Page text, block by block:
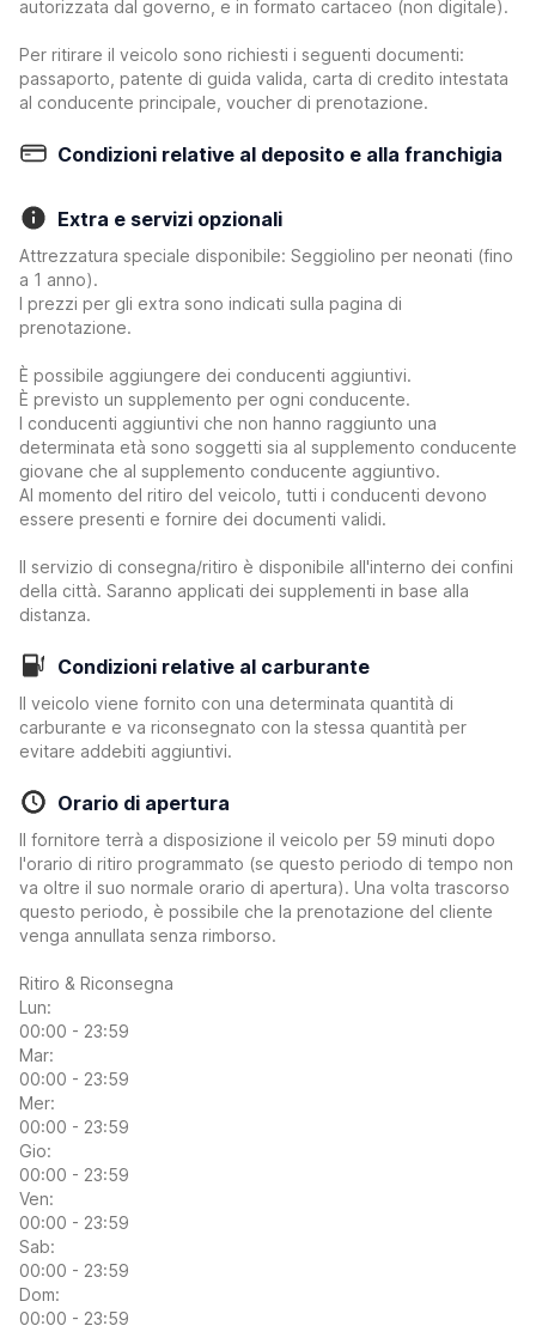
autorizzata dal governo, e in formato cartaceo (non digitale).
Per ritirare il veicolo sono richiesti i seguenti documenti:
passaporto, patente di guida valida, carta di credito intestata
al conducente principale, voucher di prenotazione.
Condizioni relative al deposito e alla franchigia
Extra e servizi opzionali
Attrezzatura speciale disponibile: Seggiolino per neonati (fino
a 1 anno).
I prezzi per gli extra sono indicati sulla pagina di
prenotazione.
È possibile aggiungere dei conducenti aggiuntivi.
È previsto un supplemento per ogni conducente.
I conducenti aggiuntivi che non hanno raggiunto una
determinata età sono soggetti sia al supplemento conducente
giovane che al supplemento conducente aggiuntivo.
Al momento del ritiro del veicolo, tutti i conducenti devono
essere presenti e fornire dei documenti validi.
Il servizio di consegna/ritiro è disponibile all'interno dei confini
della città. Saranno applicati dei supplementi in base alla
distanza.
Condizioni relative al carburante
Il veicolo viene fornito con una determinata quantità di
carburante e va riconsegnato con la stessa quantità per
evitare addebiti aggiuntivi.
Orario di apertura
Il fornitore terrà a disposizione il veicolo per 59 minuti dopo
l'orario di ritiro programmato (se questo periodo di tempo non
va oltre il suo normale orario di apertura). Una volta trascorso
questo periodo, è possibile che la prenotazione del cliente
venga annullata senza rimborso.
Ritiro & Riconsegna
Lun:
00:00 - 23:59
Mar:
00:00 - 23:59
Mer:
00:00 - 23:59
Gio:
00:00 - 23:59
Ven:
00:00 - 23:59
Sab:
00:00 - 23:59
Dom:
00:00 - 23:59